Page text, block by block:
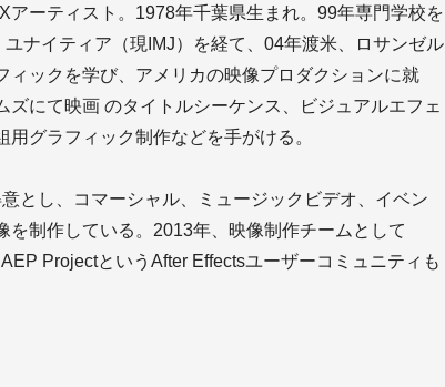
アーティスト。1978年千葉県生まれ。99年専門学校を
ナイティア（現IMJ）を経て、04年渡米、ロサンゼル
ィックを学び、アメリカの映像プロダクションに就
ズにて映画 のタイトルシーケンス、ビジュアルエフェ
グラフィック制作などを手がける。
とし、コマーシャル、ミュージックビデオ、イベン
を制作している。2013年、映像制作チームとして
ProjectというAfter Effectsユーザーコミュニティも